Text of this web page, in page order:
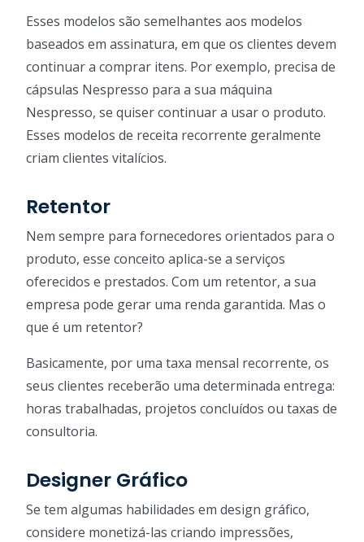
Esses modelos são semelhantes aos modelos
baseados em assinatura, em que os clientes devem
continuar a comprar itens. Por exemplo, precisa de
cápsulas Nespresso para a sua máquina
Nespresso, se quiser continuar a usar o produto.
Esses modelos de receita recorrente geralmente
criam clientes vitalícios.
Retentor
Nem sempre para fornecedores orientados para o
produto, esse conceito aplica-se a serviços
oferecidos e prestados. Com um retentor, a sua
empresa pode gerar uma renda garantida. Mas o
que é um retentor?
Basicamente, por uma taxa mensal recorrente, os
seus clientes receberão uma determinada entrega:
horas trabalhadas, projetos concluídos ou taxas de
consultoria.
Designer Gráfico
Se tem algumas habilidades em design gráfico,
considere monetizá-las criando impressões,